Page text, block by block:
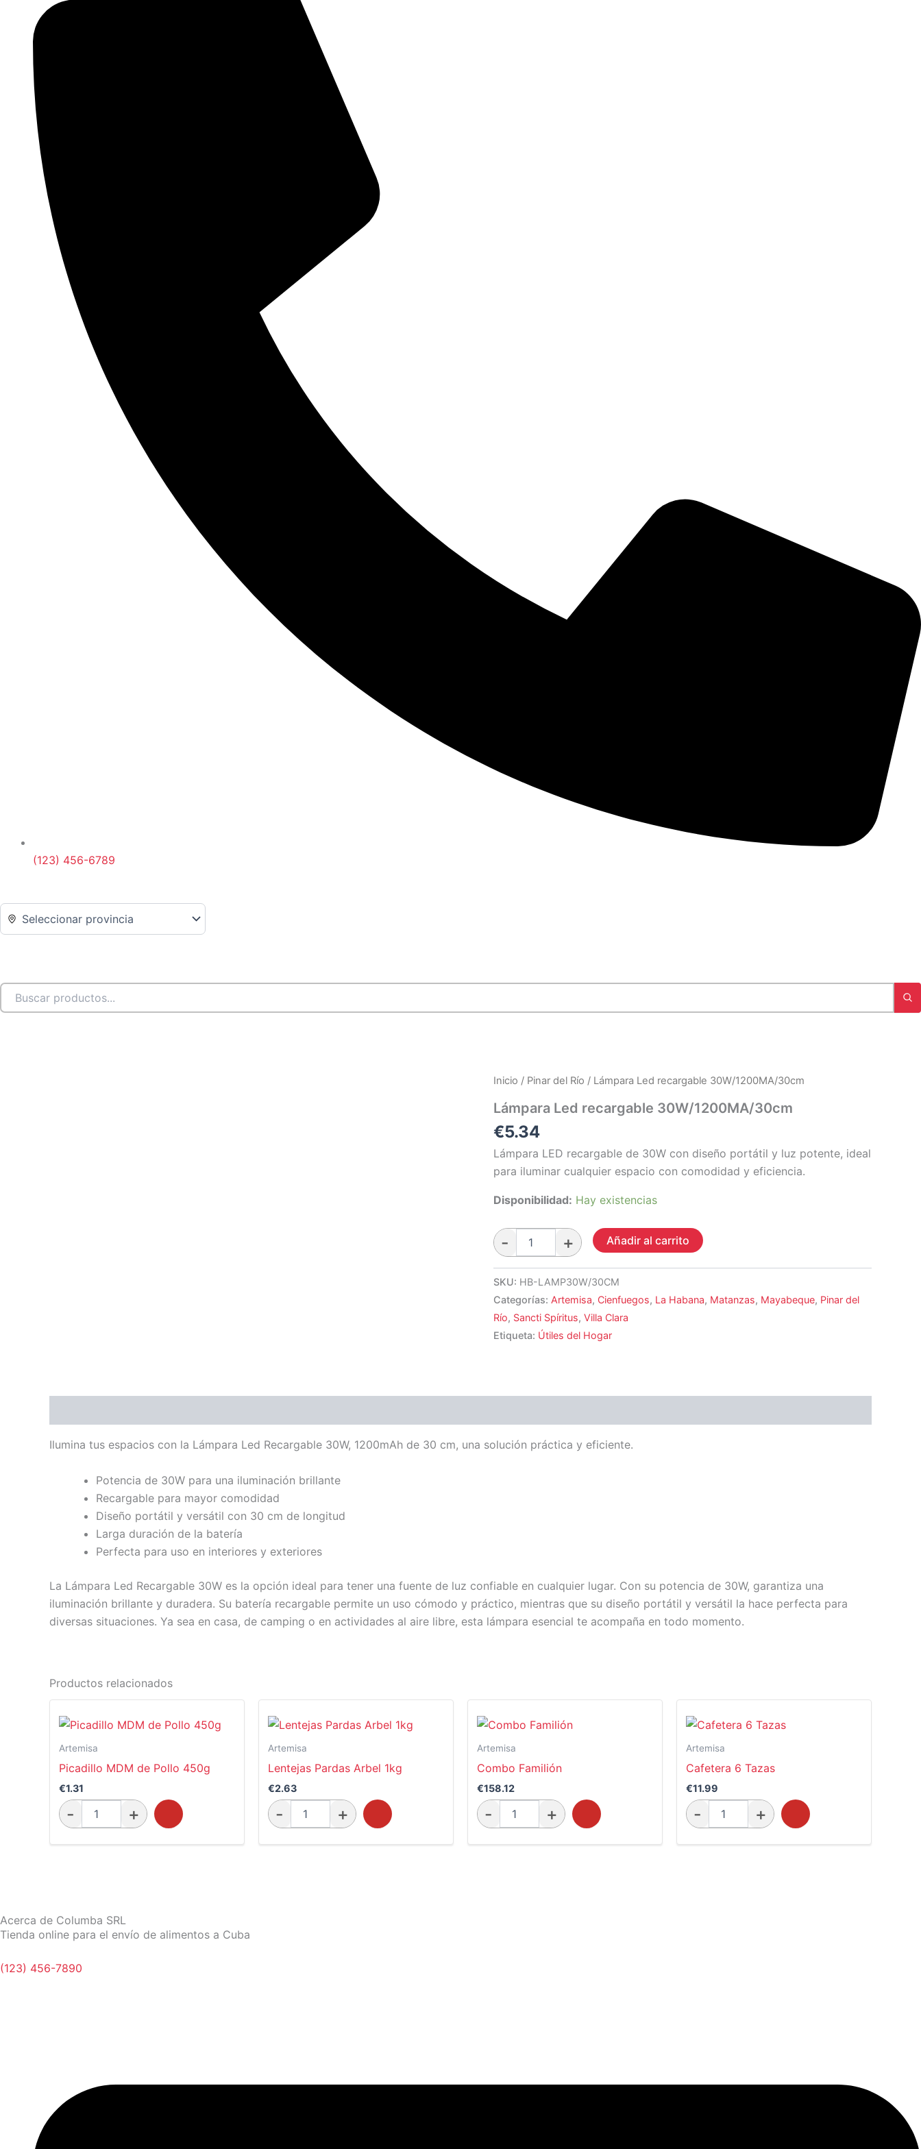
(123) 456-6789
Inicio / Pinar del Río / Lámpara Led recargable 30W/1200MA/30cm
Lámpara Led recargable 30W/1200MA/30cm
€5.34
Lámpara LED recargable de 30W con diseño portátil y luz potente, ideal
para iluminar cualquier espacio con comodidad y eficiencia.
Disponibilidad: Hay existencias
Añadir al carrito
SKU: HB-LAMP30W/30CM
Categorías: Artemisa, Cienfuegos, La Habana, Matanzas, Mayabeque, Pinar del
Río, Sancti Spíritus, Villa Clara
Etiqueta: Útiles del Hogar
Ilumina tus espacios con la Lámpara Led Recargable 30W, 1200mAh de 30 cm, una solución práctica y eficiente.
Potencia de 30W para una iluminación brillante
Recargable para mayor comodidad
Diseño portátil y versátil con 30 cm de longitud
Larga duración de la batería
Perfecta para uso en interiores y exteriores
La Lámpara Led Recargable 30W es la opción ideal para tener una fuente de luz confiable en cualquier lugar. Con su potencia de 30W, garantiza una
iluminación brillante y duradera. Su batería recargable permite un uso cómodo y práctico, mientras que su diseño portátil y versátil la hace perfecta para
diversas situaciones. Ya sea en casa, de camping o en actividades al aire libre, esta lámpara esencial te acompaña en todo momento.
Productos relacionados
Artemisa
Picadillo MDM de Pollo 450g
€1.31
Artemisa
Lentejas Pardas Arbel 1kg
€2.63
Artemisa
Combo Familión
€158.12
Artemisa
Cafetera 6 Tazas
€11.99
Acerca de Columba SRL
Tienda online para el envío de alimentos a Cuba
(123) 456-7890